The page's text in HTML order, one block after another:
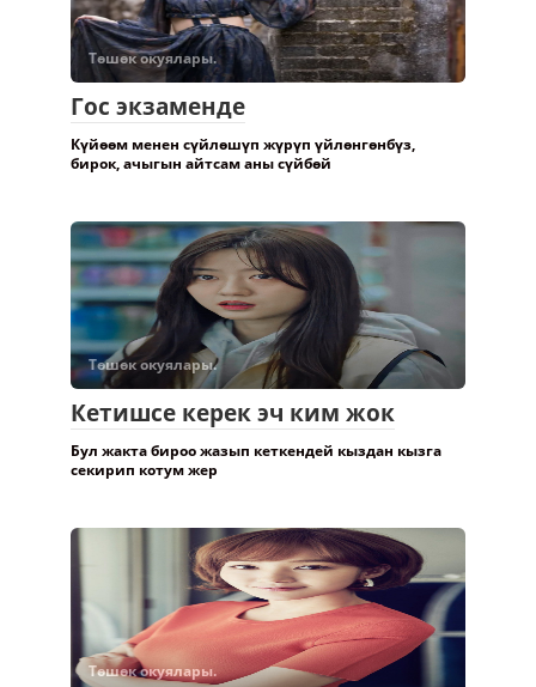
Төшөк окуялары.
Гос экзаменде
Күйөөм менен сүйлөшүп жүрүп үйлөнгөнбүз,
бирок, ачыгын айтсам аны сүйбөй
Төшөк окуялары.
Кетишсе керек эч ким жок
Бул жакта бироо жазып кеткендей кыздан кызга
секирип котум жер
Төшөк окуялары.